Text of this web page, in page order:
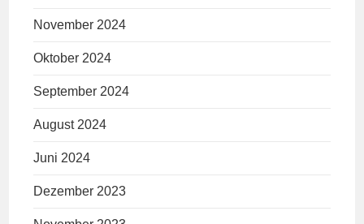
November 2024
Oktober 2024
September 2024
August 2024
Juni 2024
Dezember 2023